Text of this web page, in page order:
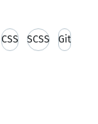
CSS SCSS Git